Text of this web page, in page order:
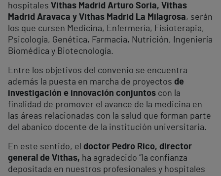
hospitales Vithas Madrid Arturo Soria, Vithas
Madrid Aravaca y Vithas Madrid La Milagrosa, serán
los que cursen Medicina, Enfermería, Fisioterapia,
Psicología, Genética, Farmacia, Nutrición, Ingeniería
Biomédica y Biotecnología.
Entre los objetivos del convenio se encuentra
además la puesta en marcha de proyectos de
investigación e innovación conjuntos con la
finalidad de promover el avance de la medicina en
las áreas relacionadas con la salud que forman parte
del abanico docente de la institución universitaria.
En este sentido, el doctor Pedro Rico, director
general de Vithas, ha agradecido “la confianza
depositada en nuestros profesionales y hospitales